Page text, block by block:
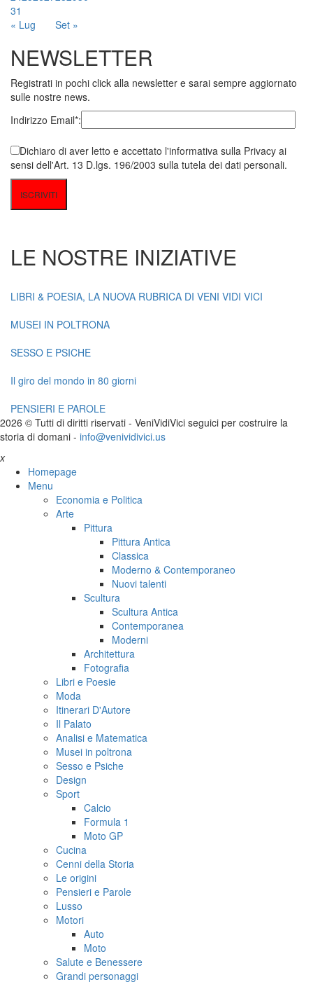
« Lug Set »
31
NEWSLETTER
Registrati in pochi click alla newsletter e sarai sempre aggiornato
sulle nostre news.
Indirizzo Email*:
Dichiaro di aver letto e accettato l'informativa sulla Privacy ai
sensi dell'Art. 13 D.lgs. 196/2003 sulla tutela dei dati personali.
LE NOSTRE INIZIATIVE
LIBRI & POESIA, LA NUOVA RUBRICA DI VENI VIDI VICI
MUSEI IN POLTRONA
SESSO E PSICHE
Il giro del mondo in 80 giorni
PENSIERI E PAROLE
2026 © Tutti di diritti riservati - VeniVidiVici seguici per costruire la
storia di domani - info@venividivici.us
x
Homepage
Menu
Economia e Politica
Arte
Pittura
Pittura Antica
Classica
Moderno & Contemporaneo
Nuovi talenti
Scultura
Scultura Antica
Contemporanea
Moderni
Architettura
Fotografia
Libri e Poesie
Moda
Itinerari D'Autore
Il Palato
Analisi e Matematica
Musei in poltrona
Sesso e Psiche
Design
Sport
Calcio
Formula 1
Moto GP
Cucina
Cenni della Storia
Le origini
Pensieri e Parole
Lusso
Motori
Auto
Moto
Salute e Benessere
Grandi personaggi